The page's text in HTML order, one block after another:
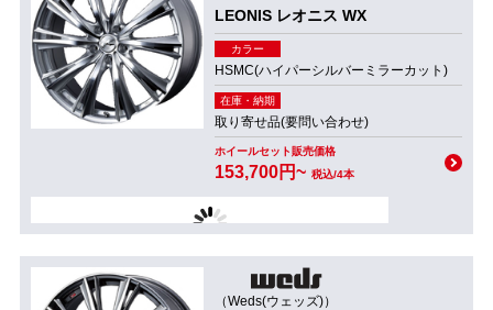
LEONIS レオニス WX
カラー
HSMC(ハイパーシルバーミラーカット)
在庫・納期
取り寄せ品(要問い合わせ)
ホイールセット販売価格
153,700円~ 税込/4本
（Weds(ウェッズ)）